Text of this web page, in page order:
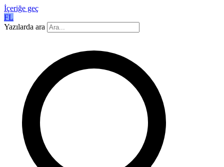
İçeriğe geç
FL
Yazılarda ara